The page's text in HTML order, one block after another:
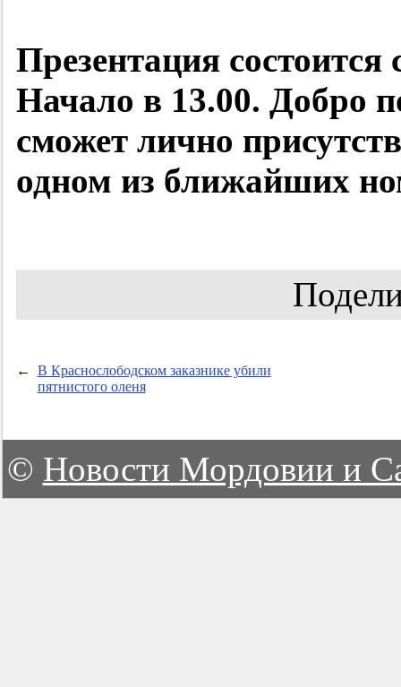
Презентация
Начало в 13.00. Добро
сможет лично
одном из ближайших
←
В Краснослободском заказнике убили
пятнистого оленя
© Новости Мордовии и